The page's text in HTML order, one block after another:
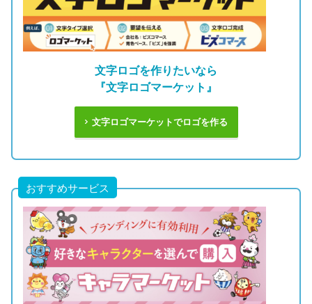
文字ロゴを作りたいなら
『文字ロゴマーケット』
文字ロゴマーケットでロゴを作る
おすすめサービス